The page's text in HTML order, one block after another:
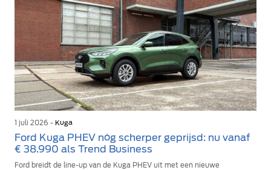
1 juli 2026 - Kuga
Ford Kuga PHEV nóg scherper geprijsd: nu vanaf
€ 38.990 als Trend Business
Ford breidt de line-up van de Kuga PHEV uit met een nieuwe